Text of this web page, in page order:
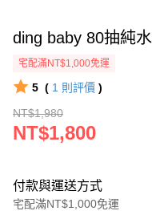
ding baby 80抽純
宅配滿NT$1,000免運
5 ( 1 則評價 )
NT$1,980
NT$1,800
付款與運送方式
宅配滿NT$1,000免運